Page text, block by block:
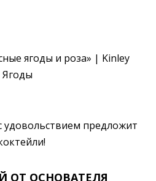
ягоды и роза» | Kinley
предложит
ОТ ОСНОВАТЕЛЯ